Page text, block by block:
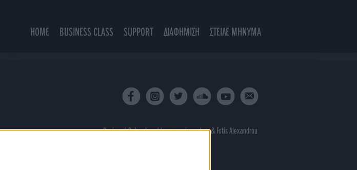
HOME BUSINESS CLASS SUPPORT ΔΙΑΦΗΜΙΣΗ ΣΤΕΙΛΕ ΜΗΝΥΜΑ
Designed & developed byporcupine colors& Fotis Alexandrou